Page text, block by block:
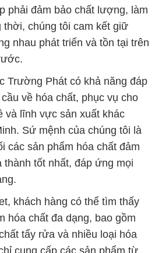
phải đảm bảo chất lượng, làm
thời, chúng tôi cam kết giữ
nhau phát triển và tồn tại trên
Trường Phát có khả năng đáp
về hóa chất, phục vụ cho
và lĩnh vực sản xuất khác
Sứ mệnh của chúng tôi là
các sản phẩm hóa chất đảm
tốt nhất, đáp ứng mọi
khách hàng có thể tìm thấy
hóa chất đa dạng, bao gồm
tẩy rửa và nhiều loại hóa
cung cấp các sản phẩm từ